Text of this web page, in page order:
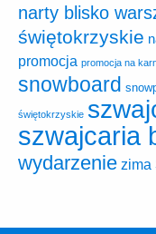
narty blisko
świętokrzyskie
promocja promocja na
snowboard
świętokrzyskie
szwajcaria
wydarzenie zima